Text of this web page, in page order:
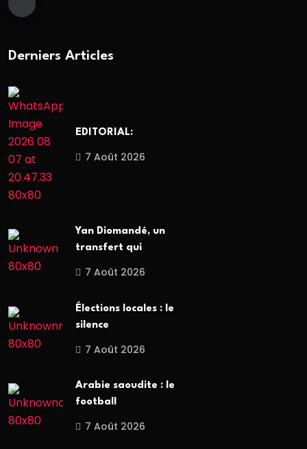
Derniers Articles
EDITORIAL:
7 Août 2026
Yan Diomandé, un
transfert qui
7 Août 2026
Élections locales : le
silence
7 Août 2026
Arabie saoudite : le
football
7 Août 2026